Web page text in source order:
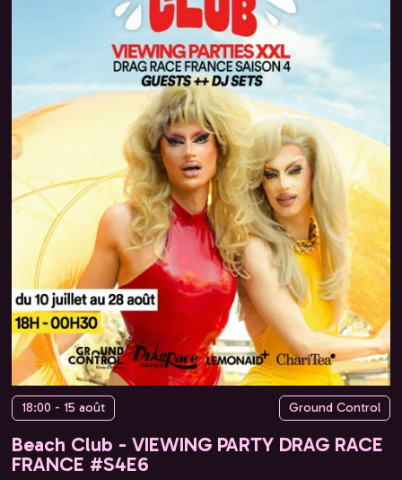
18:00 - 15 août Ground Control
Beach Club - VIEWING PARTY DRAG RACE
FRANCE #S4E6